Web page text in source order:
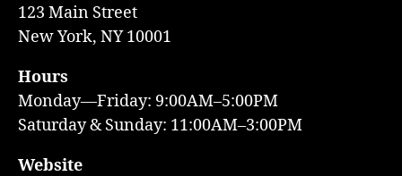
123 Main Street
New York, NY 10001
Hours
Monday—Friday: 9:00AM–5:00PM
Saturday & Sunday: 11:00AM–3:00PM
Website